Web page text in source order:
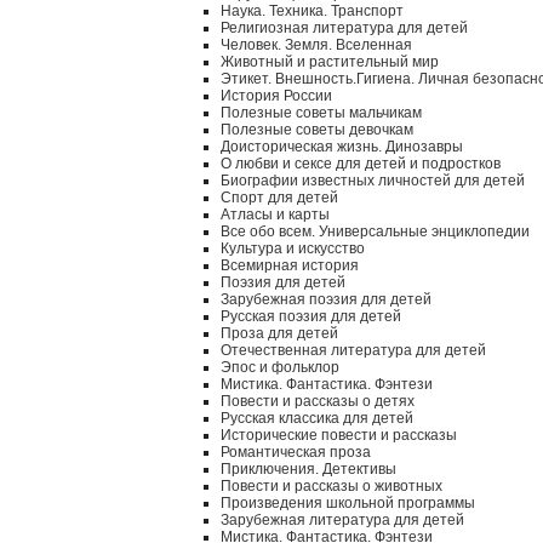
Наука. Техника. Транспорт
Религиозная литература для детей
Человек. Земля. Вселенная
Животный и растительный мир
Этикет. Внешность.Гигиена. Личная
История России
Полезные советы мальчикам
Полезные советы девочкам
Доисторическая жизнь. Динозавры
О любви и сексе для детей и подростков
Биографии известных личностей для детей
Спорт для детей
Атласы и карты
Все обо всем. Универсальные энциклопедии
Культура и искусство
Всемирная история
Поэзия для детей
Зарубежная поэзия для детей
Русская поэзия для детей
Проза для детей
Отечественная литература для детей
Эпос и фольклор
Мистика. Фантастика. Фэнтези
Повести и рассказы о детях
Русская классика для детей
Исторические повести и рассказы
Романтическая проза
Приключения. Детективы
Повести и рассказы о животных
Произведения школьной программы
Зарубежная литература для детей
Мистика. Фантастика. Фэнтези